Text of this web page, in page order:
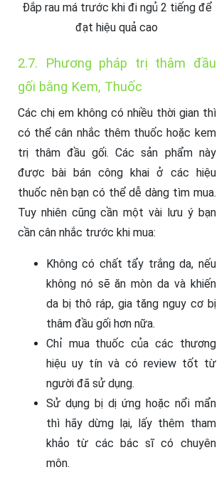
Đắp rau má trước khi đi ngủ 2 tiếng để
đạt hiệu quả cao
2.7. Phương pháp trị thâm đầu
gối bằng Kem, Thuốc
Các chị em không có nhiều thời gian thì
có thể cân nhắc thêm thuốc hoặc kem
trị thâm đầu gối. Các sản phẩm này
được bài bán công khai ở các hiệu
thuốc nên bạn có thể dễ dàng tìm mua.
Tuy nhiên cũng cần một vài lưu ý bạn
cần cân nhắc trước khi mua:
Không có chất tẩy trắng da, nếu
không nó sẽ ăn mòn da và khiến
da bị thô ráp, gia tăng nguy cơ bị
thâm đầu gối hơn nữa.
Chỉ mua thuốc của các thương
hiệu uy tín và có review tốt từ
người đã sử dụng.
Sử dụng bị dị ứng hoặc nổi mẩn
thì hãy dừng lại, lấy thêm tham
khảo từ các bác sĩ có chuyên
môn.